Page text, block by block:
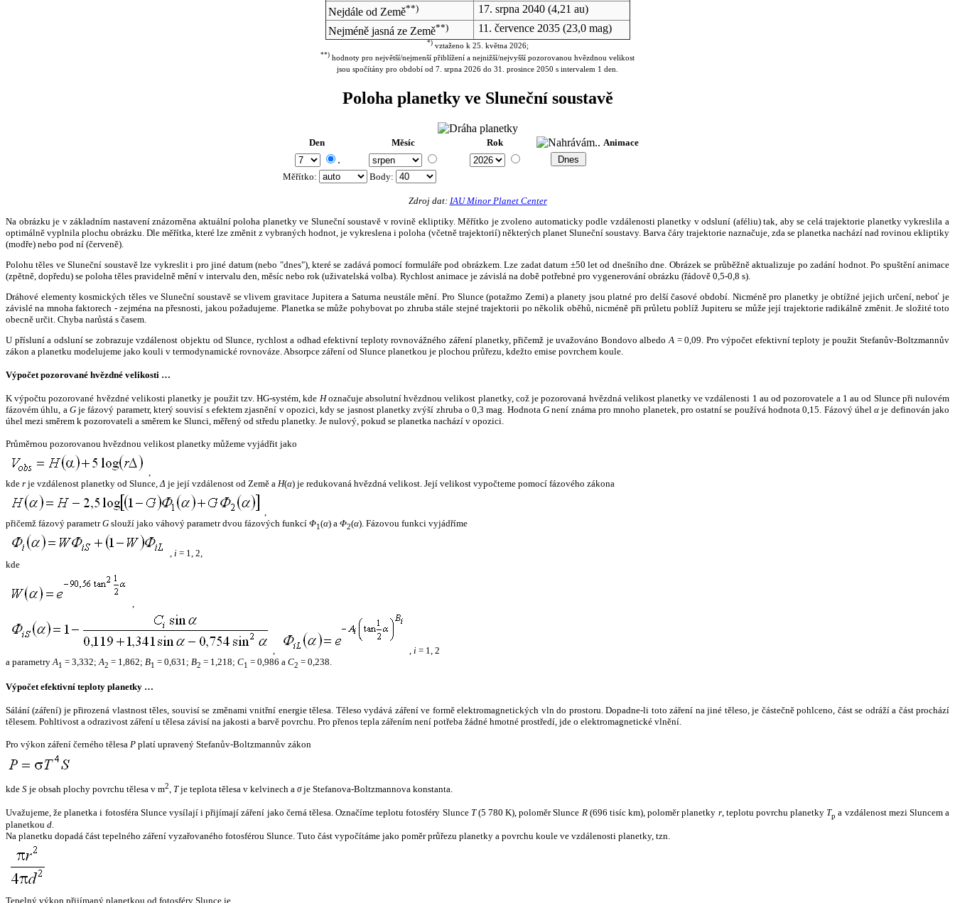
Nejdále od Země**) 17. srpna 2040(4,21 au)
Nejméně jasná ze Země**) 11. července 2035(23,0 mag)
*)vztaženo k 25. května 2026;
**) hodnoty pro největší/nejmenší přiblížení a nejnižší/nejvyšší pozorovanou hvězdnou velikost
jsou spočítány pro období od 7. srpna 2026 do 31. prosince 2050 s intervalem 1 den.
Poloha planetky ve Sluneční soustavě
Den Měsíc Rok Animace
.
Měřítko: Body:
Zdroj dat: IAU Minor Planet Center
Na obrázku je v základním nastavení znázorněna aktuální poloha planetky ve Sluneční soustavě v rovině ekliptiky. Měřítko je zvoleno automaticky podle vzdálenosti planetky v odsluní (aféliu) tak, aby se celá trajektorie planetky vykreslila a
optimálně vyplnila plochu obrázku. Dle měřítka, které lze změnit z vybraných hodnot, je vykreslena i poloha (včetně trajektorií) některých planet Sluneční soustavy. Barva čáry trajektorie naznačuje, zda se planetka nachází nad rovinou ekliptiky
(modře) nebo pod ní (červeně).
Polohu těles ve Sluneční soustavě lze vykreslit i pro jiné datum (nebo "dnes"), které se zadává pomocí formuláře pod obrázkem. Lze zadat datum ±50 let od dnešního dne. Obrázek se průběžně aktualizuje po zadání hodnot. Po spuštění animace
(zpětně, dopředu) se poloha těles pravidelně mění v intervalu den, měsíc nebo rok (uživatelská volba). Rychlost animace je závislá na době potřebné pro vygenerování obrázku (řádově 0,5-0,8 s).
Dráhové elementy kosmických těles ve Sluneční soustavě se vlivem gravitace Jupitera a Saturna neustále mění. Pro Slunce (potažmo Zemi) a planety jsou platné pro delší časové období. Nicméně pro planetky je obtížné jejich určení, neboť je
závislé na mnoha faktorech - zejména na přesnosti, jakou požadujeme. Planetka se může pohybovat po zhruba stále stejné trajektorii po několik oběhů, nicméně při průletu poblíž Jupiteru se může její trajektorie radikálně změnit. Je složité toto
obecně určit. Chyba narůstá s časem.
U přísluní a odsluní se zobrazuje vzdálenost objektu od Slunce, rychlost a odhad efektivní teploty rovnovážného záření planetky, přičemž je uvažováno Bondovo albedo A = 0,09. Pro výpočet efektivní teploty je použit Stefanův-Boltzmannův
zákon a planetku modelujeme jako kouli v termodynamické rovnováze. Absorpce záření od Slunce planetkou je plochou průřezu, kdežto emise povrchem koule.
Výpočet pozorované hvězdné velikosti …
K výpočtu pozorované hvězdné velikosti planetky je použit tzv. HG-systém, kde Hoznačuje absolutní hvězdnou velikost planetky, což je pozorovaná hvězdná velikost planetky ve vzdálenosti 1 au od pozorovatele a 1 au od Slunce při nulovém
fázovém úhlu, a Gje fázový parametr, který souvisí s efektem zjasnění v opozici, kdy se jasnost planetky zvýší zhruba o 0,3 mag. HodnotaG není známa pro mnoho planetek, pro ostatní se používá hodnota 0,15. Fázový úhelα je definován jako
úhel mezi směrem k pozorovateli a směrem ke Slunci, měřený od středu planetky. Je nulový, pokud se planetka nachází v opozici.
Průměrnou pozorovanou hvězdnou velikost planetky můžeme vyjádřit jako
,
kde r je vzdálenost planetky od Slunce,Δ je její vzdálenost od Země a H(α) je redukovaná hvězdná velikost. Její velikost vypočteme pomocí fázového zákona
,
přičemž fázový parametrG slouží jako váhový parametr dvou fázových funkcí Φ1(α) a Φ2(α). Fázovou funkci vyjádříme
, i = 1, 2,
kde
,
, , i = 1, 2
a parametryA1 = 3,332;A2 = 1,862; B1 = 0,631; B2 = 1,218; C1 = 0,986 a C2 = 0,238.
Výpočet efektivní teploty planetky …
Sálání (záření) je přirozená vlastnost těles, souvisí se změnami vnitřní energie tělesa. Těleso vydává záření ve formě elektromagnetických vln do prostoru. Dopadne-li toto záření na jiné těleso, je částečně pohlceno, část se odráží a část prochází
tělesem. Pohltivost a odrazivost záření u tělesa závisí na jakosti a barvě povrchu. Pro přenos tepla zářením není potřeba žádné hmotné prostředí, jde o elektromagnetické vlnění.
Pro výkon záření černého tělesa P platí upravený Stefanův-Boltzmannův zákon
kde S je obsah plochy povrchu tělesa v m2, Tje teplota tělesa v kelvinech a σje Stefanova-Boltzmannova konstanta.
Uvažujeme, že planetka i fotosféra Slunce vysílají i přijímají záření jako černá tělesa. Označíme teplotu fotosféry Slunce T(5 780 K), poloměr Slunce R(696 tisíc km), poloměr planetky r, teplotu povrchu planetky Tp a vzdálenost mezi Sluncem a
planetkou d.
Na planetku dopadá část tepelného záření vyzařovaného fotosférou Slunce. Tuto část vypočítáme jako poměr průřezu planetky a povrchu koule ve vzdálenosti planetky, tzn.
Tepelný výkon přijímaný planetkou od fotosféry Slunce je